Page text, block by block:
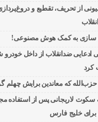
از تحریف، تقطیع و
سازی به کمک هوش مصنوعی!
ادعایی ضدانقلاب از داخل خودرو
کرد
که معاندین برایش چهلم
سکوت لاریجانی پس از استفاده
خلیج فارس